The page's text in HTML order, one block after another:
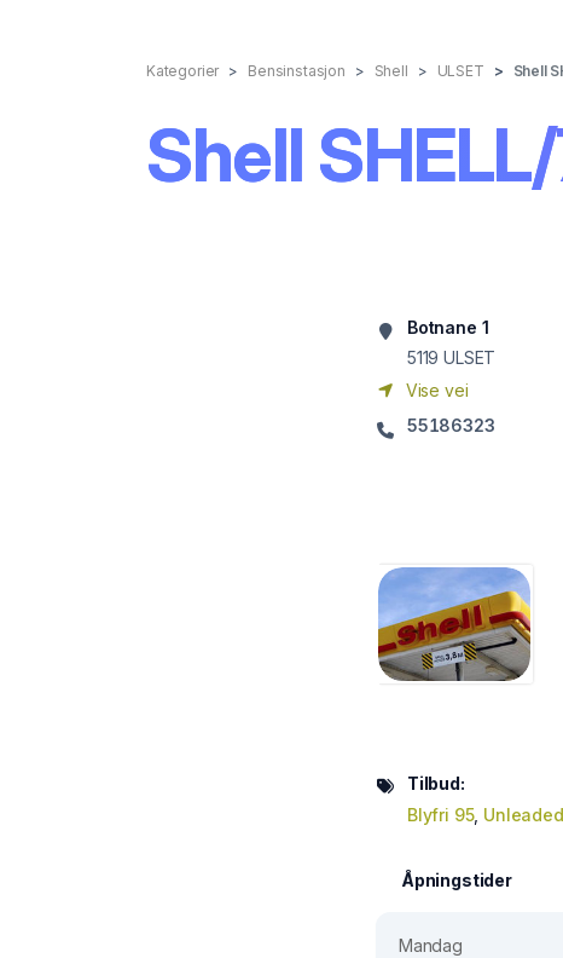
Kategorier Bensinstasjon Shell ULSET Shell
Shell
Botnane 1
5119 ULSET
Vise vei
55186323
Tilbud:
Blyfri 95, Unleaded
Åpningstider
Mandag